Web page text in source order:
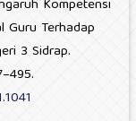
Kompetensi
Terhadap
3 Sidrap.